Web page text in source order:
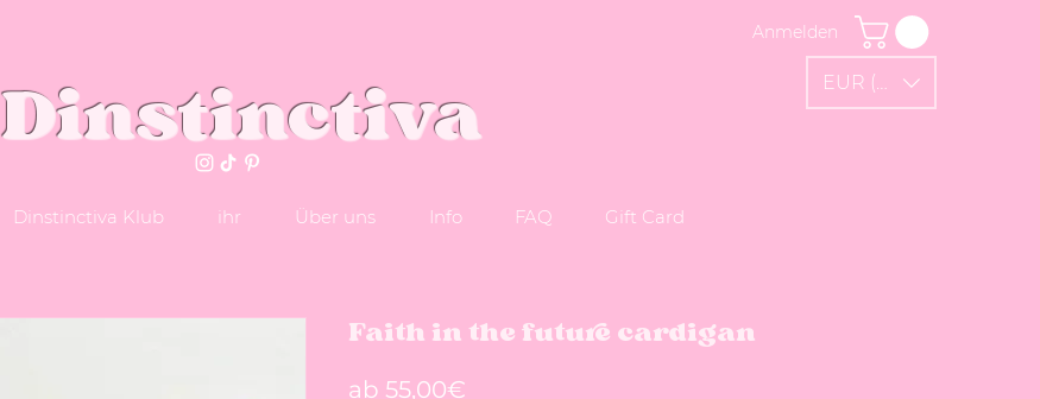
Anmelden
EUR (€)
Dinstinctiva
Dinstinctiva Klub ihr Über uns Info FAQ Gift Card
Faith in the future cardigan
ab 55,00€